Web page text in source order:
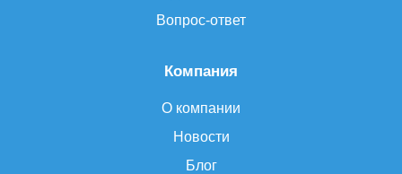
Компания
О компании
Новости
Блог
Вопрос-ответ